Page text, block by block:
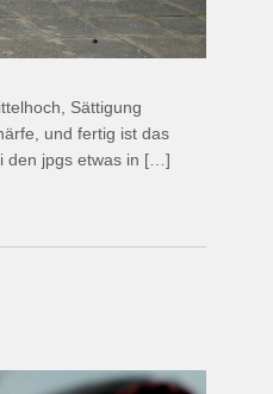
Sättigung
und fertig ist das
den jpgs etwas in […]